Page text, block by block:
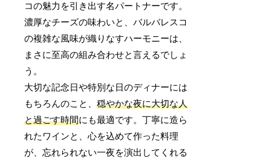
コの魅力を引き出す名パートナーです。
濃厚なチーズの味わいと、バルバレスコ
の複雑な風味が織りなすハーモニーは、
まさに至高の組み合わせと言えるでしょ
う。
大切な記念日や特別な日のディナーには
もちろんのこと、穏やかな夜に大切な人
と過ごす時間にも最適です。丁寧に造ら
れたワインと、心を込めて作った料理
が、忘れられない一夜を演出してくれる